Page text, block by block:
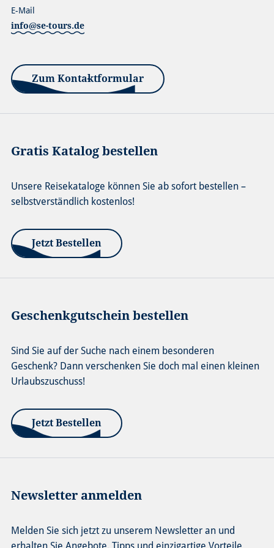
zurücktreten. Stornierungsgebühren entnehmen Sie bitte den
Reisebedingungen.
info@se-tours.de
E-Mail
Zum Kontaktformular
Gratis Katalog bestellen
Unsere Reisekataloge können Sie ab sofort bestellen –
selbstverständlich kostenlos!
Jetzt Bestellen
Geschenkgutschein bestellen
Sind Sie auf der Suche nach einem besonderen
Geschenk? Dann verschenken Sie doch mal einen kleinen
Urlaubszuschuss!
Jetzt Bestellen
Newsletter anmelden
Melden Sie sich jetzt zu unserem Newsletter an und
erhalten Sie Angebote, Tipps und einzigartige Vorteile